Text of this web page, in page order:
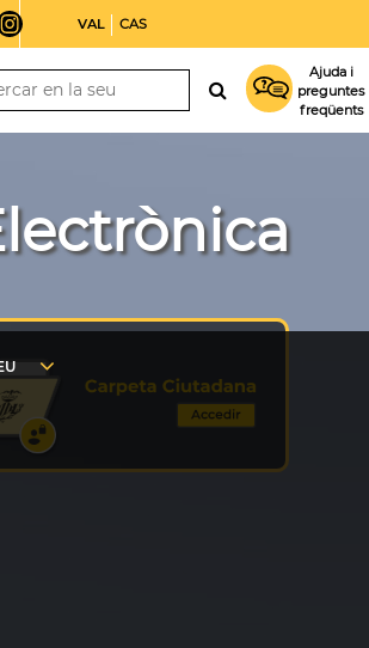
VAL CAS
Ajuda i
preguntes
freqüents